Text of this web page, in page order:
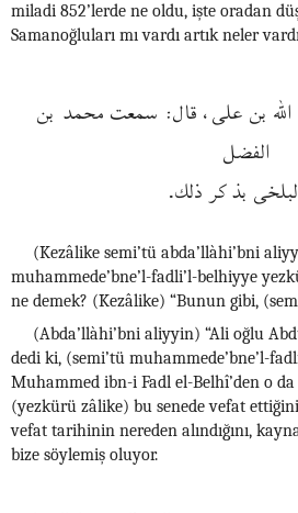
miladi 852’lerde ne oldu, işte oradan
Samanoğluları mı vardı artık neler
بن على، قال: سمعت محمد بن
الفضل
بذكر ذلك.
(Kezâlike semi’tü abda’llàhi’bni
muhammede’bne’l-fadli’l-belhiyye
ne demek? (Kezâlike) “Bunun gibi,
(Abda’llàhi’bni aliyyin) “Ali oğlu
dedi ki, (semi’tü muhammede’bne’l-
Muhammed ibn-i Fadl el-Belhî’den o
(yezkürü zâlike) bu senede vefat
vefat tarihinin nereden alındığını,
bize söylemiş oluyor.